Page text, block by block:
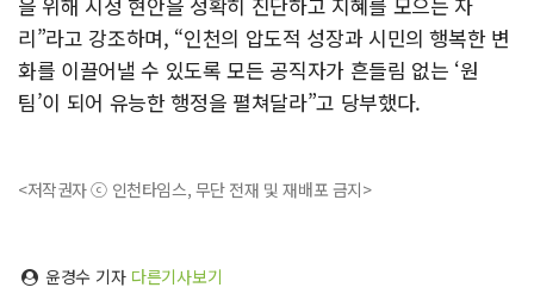
리”라고 강조하며, “인천의 압도적 성장과 시민의 행복한 변
화를 이끌어낼 수 있도록 모든 공직자가 흔들림 없는 ‘원
팀’이 되어 유능한 행정을 펼쳐달라”고 당부했다.
<저작권자 ⓒ 인천타임스, 무단 전재 및 재배포 금지>
윤경수 기자 다른기사보기